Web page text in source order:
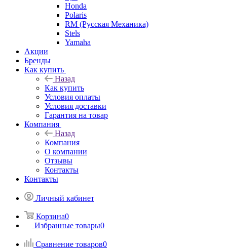
Honda
Polaris
RM (Русская Механика)
Stels
Yamaha
Акции
Бренды
Как купить
Назад
Как купить
Условия оплаты
Условия доставки
Гарантия на товар
Компания
Назад
Компания
О компании
Отзывы
Контакты
Контакты
Личный кабинет
Корзина0
Избранные товары0
Сравнение товаров0